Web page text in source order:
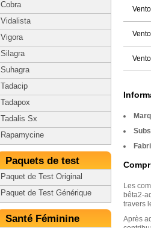
Cobra
Vidalista
Vigora
Silagra
Suhagra
Tadacip
Tadapox
Tadalis Sx
Rapamycine
Paquets de test
Paquet de Test Original
Paquet de Test Générique
Santé Féminine
Les
bêta2-
travers
Après